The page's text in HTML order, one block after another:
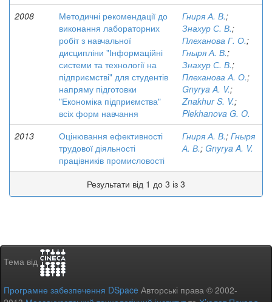
2008
Методичні рекомендації до
виконання лабораторних
робіт з навчальної
дисципліни "Інформаційні
системи та технології на
підприємстві" для студентів
напряму підготовки
"Економіка підприємства"
всіх форм навчання
Гниря А. В.;
Знахур С. В.;
Плеханова Г. О.;
Гныря А. В.;
Знахур С. В.;
Плеханова А. О.;
Gnyrya A. V.;
Znakhur S. V.;
Plekhanova G. O.
2013
Оцінювання ефективності
трудової діяльності
працівників промисловості
Гниря А. В.; Гныря
А. В.; Gnyrya A. V.
Результати від 1 до 3 із 3
Тема від
Програмне забезпечення DSpace Авторські права © 2002-